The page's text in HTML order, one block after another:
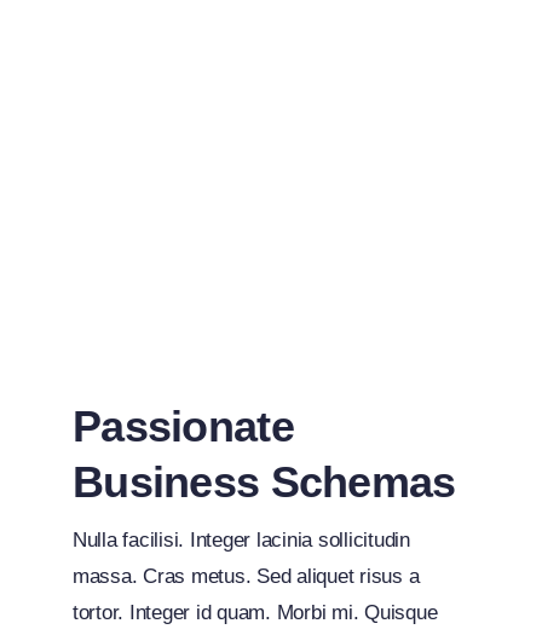
Passionate
Business Schemas
Nulla facilisi. Integer lacinia sollicitudin
massa. Cras metus. Sed aliquet risus a
tortor. Integer id quam. Morbi mi. Quisque